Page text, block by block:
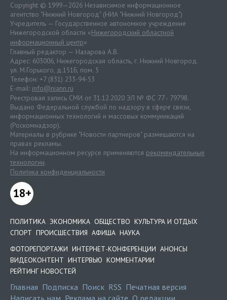
Copyright © 1999—2026 Независимое информационное
агентство "Нижний Новгород" (НИА "Нижний Новгород")
Учредитель — Государственное автономное учреждение
Нижегородской области «Нижегородский областной
информационный центр»
Главный редактор — Назарова А.В.
Адрес: 603006, Нижегородская область, г. Нижний Новгород.
ул. М.Горького, д.151Б, пом. 5
Телефон: +7 (831) 233-94-53
E-mail: info@niann.ru
Реестровая запись СМИ от 31.12.2020 ЭЛ № ФС 77 - 79798.
Выдано Федеральной службой по надзору в сфере связи,
информационных технологий и массовых коммуникаций
(Роскомнадзор).
Материалы в рубрике "Новости партнеров" размещаются на
правах рекламы.
На информационном ресурсе применяются рекомендательные
технологии.
Политика конфиденциальности
18+
ПОЛИТИКА ЭКОНОМИКА ОБЩЕСТВО КУЛЬТУРА И ОТДЫХ
СПОРТ ПРОИСШЕСТВИЯ АФИША НАУКА
ФОТОРЕПОРТАЖИ ИНТЕРНЕТ-КОНФЕРЕНЦИИ АНОНСЫ
ВИДЕОКОНТЕНТ ИНТЕРВЬЮ КОММЕНТАРИИ
РЕЙТИНГ НОВОСТЕЙ
Главная Подписка Поиск RSS Печатная версия